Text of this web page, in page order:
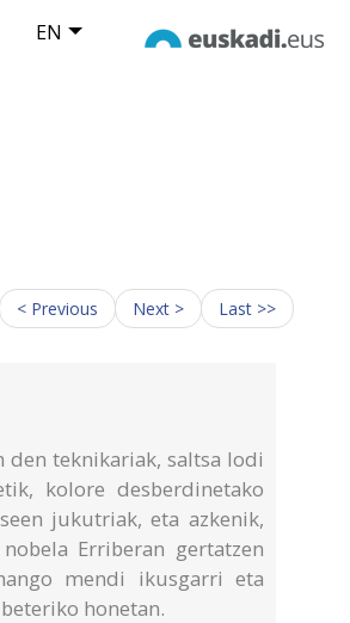
EN
< Previous Next > Last >>
den teknikariak, saltsa lodi
kolore desberdinetako
jukutriak, eta azkenik,
Erriberan gertatzen
mendi ikusgarri eta
honetan.